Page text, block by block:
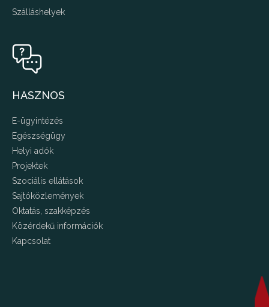
Szálláshelyek
HASZNOS
E-ügyintézés
Egészségügy
Helyi adók
Projektek
Szociális ellátások
Sajtóközlemények
Oktatás, szakképzés
Közérdekű információk
Kapcsolat